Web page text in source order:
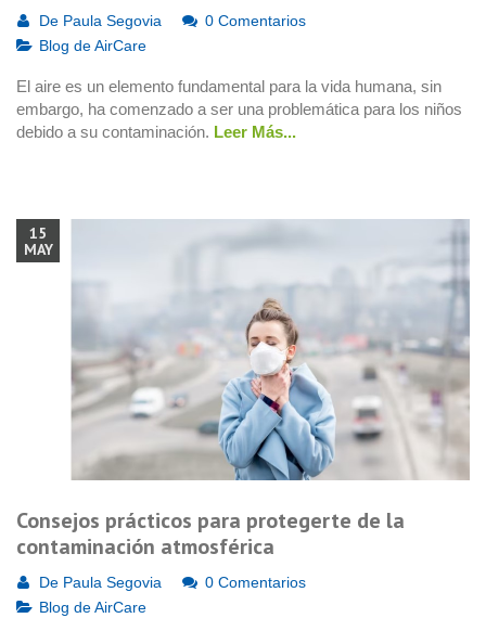
De Paula Segovia
0 Comentarios
Blog de AirCare
El aire es un elemento fundamental para la vida humana, sin
embargo, ha comenzado a ser una problemática para los niños
debido a su contaminación. Leer Más...
15
MAY
Consejos prácticos para protegerte de la
contaminación atmosférica
De Paula Segovia
0 Comentarios
Blog de AirCare